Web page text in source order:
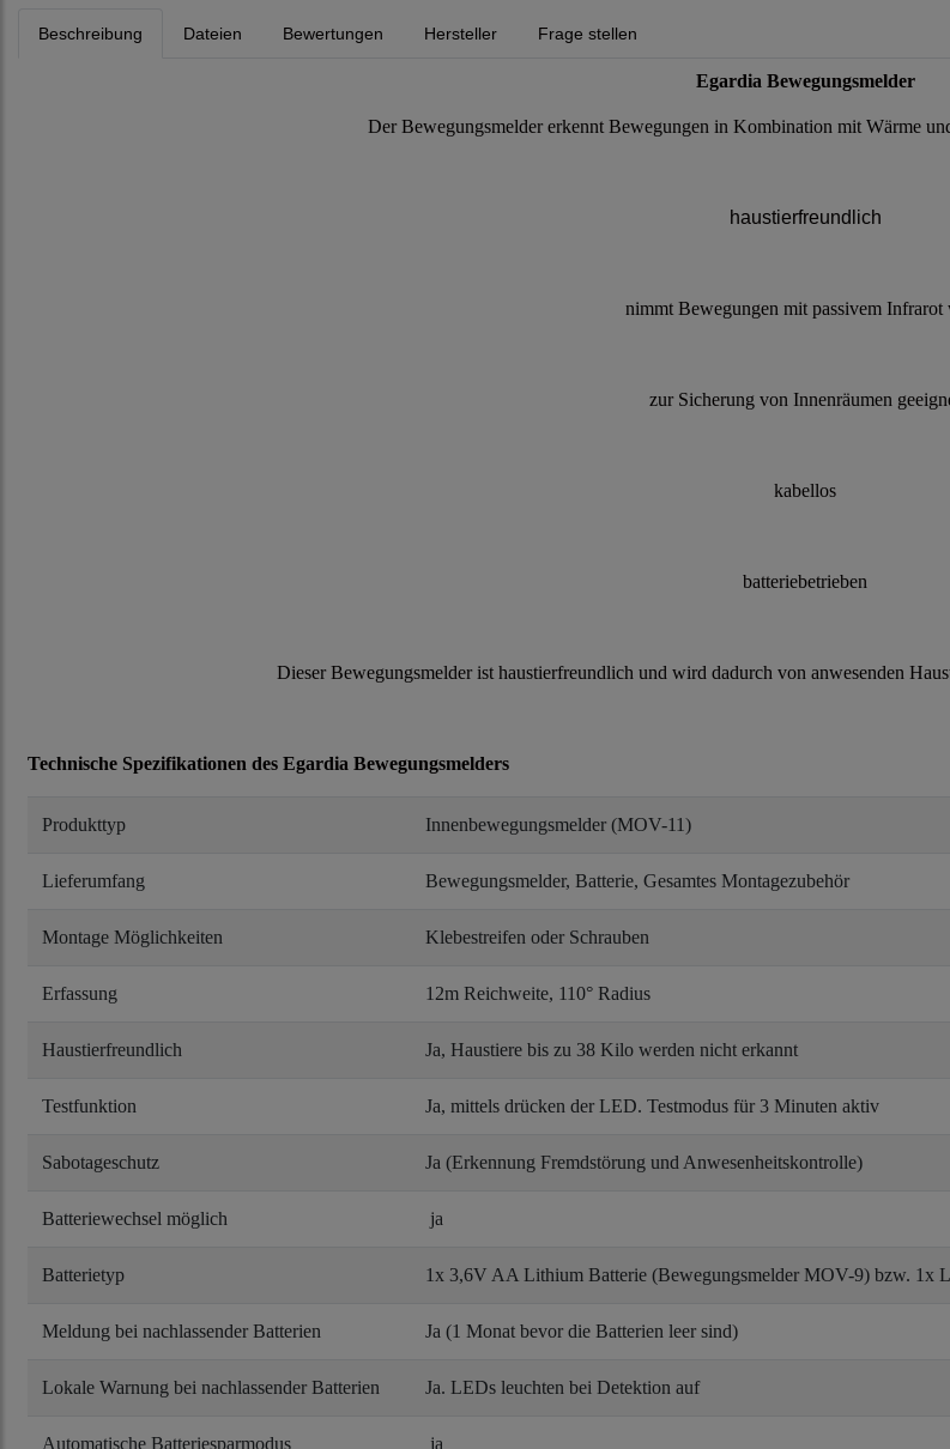
Beschreibung Dateien Bewertungen Hersteller Frage stellen
Egardia Bewegungsmelder
Der Bewegungsmelder erkennt Bewegungen in Kombination mit Wärme
haustierfreundlich
nimmt Bewegungen mit passivem Infrarot
zur Sicherung von Innenräumen
kabellos
batteriebetrieben
Dieser Bewegungsmelder ist haustierfreundlich und wird dadurch von anwesenden
Technische Spezifikationen des Egardia Bewegungsmelders
Produkttyp Innenbewegungsmelder (MOV-11)
Lieferumfang Bewegungsmelder, Batterie, Gesamtes Montagezubehör
Montage Möglichkeiten Klebestreifen oder Schrauben
Erfassung 12m Reichweite, 110° Radius
Haustierfreundlich Ja, Haustiere bis zu 38 Kilo werden nicht erkannt
Testfunktion Ja, mittels drücken der LED. Testmodus für 3 Minuten aktiv
Sabotageschutz Ja (Erkennung Fremdstörung und Anwesenheitskontrolle)
Batteriewechsel möglich ja
Batterietyp 1x 3,6V AA Lithium Batterie (Bewegungsmelder MOV-9) bzw. 1x
Meldung bei nachlassender Batterien Ja (1 Monat bevor die Batterien leer sind)
Lokale Warnung bei nachlassender Batterien Ja. LEDs leuchten bei Detektion auf
Automatische Batteriesparmodus ja